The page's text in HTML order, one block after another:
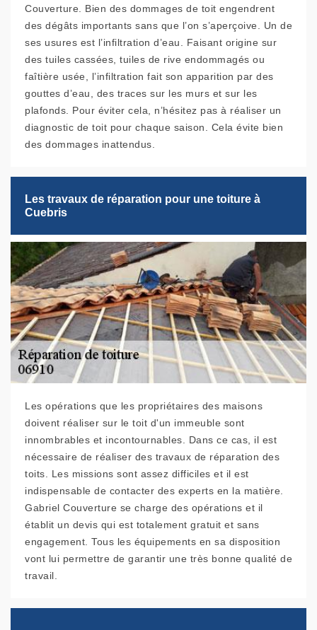
Couverture. Bien des dommages de toit engendrent
des dégâts importants sans que l’on s’aperçoive. Un de
ses usures est l’infiltration d’eau. Faisant origine sur
des tuiles cassées, tuiles de rive endommagés ou
faîtière usée, l’infiltration fait son apparition par des
gouttes d’eau, des traces sur les murs et sur les
plafonds. Pour éviter cela, n’hésitez pas à réaliser un
diagnostic de toit pour chaque saison. Cela évite bien
des dommages inattendus.
Les travaux de réparation pour une toiture à
Cuebris
Les opérations que les propriétaires des maisons
doivent réaliser sur le toit d'un immeuble sont
innombrables et incontournables. Dans ce cas, il est
nécessaire de réaliser des travaux de réparation des
toits. Les missions sont assez difficiles et il est
indispensable de contacter des experts en la matière.
Gabriel Couverture se charge des opérations et il
établit un devis qui est totalement gratuit et sans
engagement. Tous les équipements en sa disposition
vont lui permettre de garantir une très bonne qualité de
travail.